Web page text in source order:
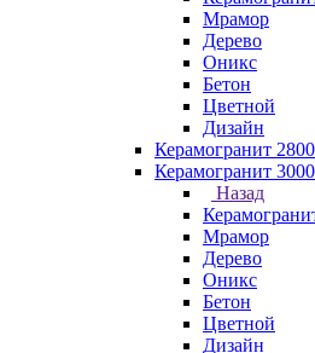
Мрамор
Дерево
Оникс
Бетон
Цветной
Дизайн
Керамогранит
Керамогранит
Назад
Мрамор
Дерево
Оникс
Бетон
Цветной
Дизайн